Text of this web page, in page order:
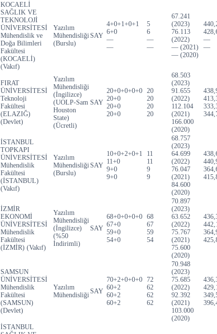
KOCAELİ
SAĞLIK VE
TEKNOLOJİ
ÜNİVERSİTESİ
Mühendislik ve
Doğa Bilimleri
Fakültesi
(KOCAELİ)
(Vakıf)
Yazılım
Mühendisliği
(Burslu)
SAY
4+0+1+0+1
6+0
—
—
5
6
—
—
67.241
(2023)
76.113
(2022)
— (2021)
— (2020)
—
—
FIRAT
ÜNİVERSİTESİ
Teknoloji
Fakültesi
(ELAZIĞ)
(Devlet)
Yazılım
Mühendisliği
(İngilizce)
(UOLP-Sam
Houston
State)
(Ücretli)
SAY
20+0+0+0+0
20+0
20+0
20+0
20
20
20
20
68.503
(2023)
91.655
(2022)
112.104
(2021)
166.000
(2020)
İSTANBUL
TOPKAPI
ÜNİVERSİTESİ
Mühendislik
Fakültesi
(İSTANBUL)
(Vakıf)
Yazılım
Mühendisliği
(Burslu)
SAY
10+0+2+0+1
11+0
9+0
9+0
11
11
9
9
68.757
(2023)
64.699
(2022)
76.047
(2021)
84.600
(2020)
İZMİR
EKONOMİ
ÜNİVERSİTESİ
Mühendislik
Fakültesi
(İZMİR) (Vakıf)
Yazılım
Mühendisliği
(İngilizce)
(%50
İndirimli)
SAY
68+0+0+0+0
67+0
59+0
54+0
68
67
59
54
70.897
(2023)
63.652
(2022)
75.767
(2021)
75.600
(2020)
SAMSUN
ÜNİVERSİTESİ
Mühendislik
Fakültesi
(SAMSUN)
(Devlet)
Yazılım
Mühendisliği
SAY
70+2+0+0+0
60+2
60+2
60+2
72
62
62
62
70.948
(2023)
75.685
(2022)
92.392
(2021)
103.000
(2020)
İSTANBUL